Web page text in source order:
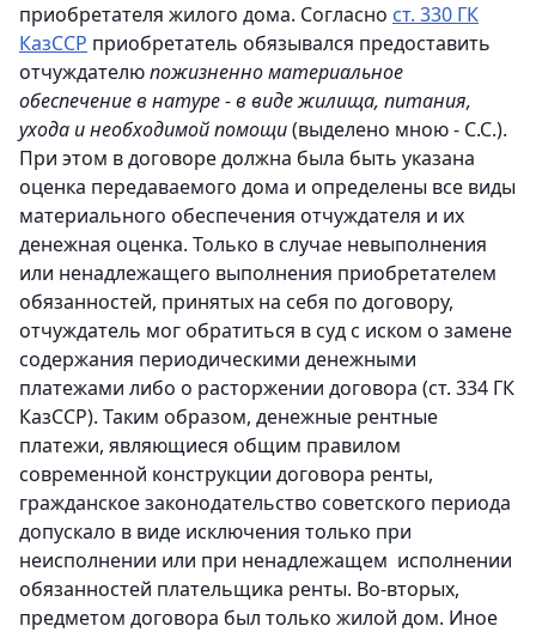
приобретателя жилого дома. Согласно ст. 330 ГК
КазССР приобретатель обязывался предоставить
отчуждателюпожизненно материальное
обеспечение в натуре - в виде жилища, питания,
ухода и необходимой помощи(выделено мною - С.С.).
При этом в договоре должна была быть указана
оценка передаваемого дома и определены все виды
материального обеспечения отчуждателя и их
денежная оценка. Только в случае невыполнения
или ненадлежащего выполнения приобретателем
обязанностей, принятых на себя по договору,
отчуждатель мог обратиться в суд с иском о замене
содержания периодическими денежными
платежами либо о расторжении договора (ст. 334 ГК
КазССР). Таким образом, денежные рентные
платежи, являющиеся общим правилом
современной конструкции договора ренты,
гражданское законодательство советского периода
допускало в виде исключения только при
неисполнении или при ненадлежащем исполнении
обязанностей плательщика ренты. Во-вторых,
предметом договора был только жилой дом. Иное